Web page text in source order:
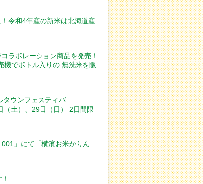
令和4年産の新⽶は北海道産
ラボレーション商品を発売！
機でボトル入りの 無洗米を販
ウンフェスティバ
（土）、29日（日） 2日間限
」にて「横濱お米かりん